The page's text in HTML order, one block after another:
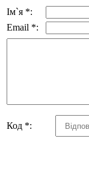
Ім`я *:
Email *:
Код *: